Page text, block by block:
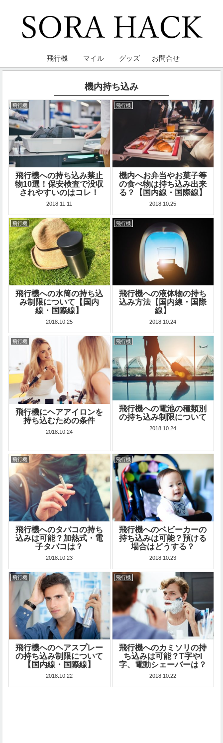
飛行機 マイル グッズ お問合せ
機内持ち込み
飛行機
飛行機への持ち込み禁止
物10選！保安検査で没収
されやすいのはコレ！
2018.11.11
飛行機
機内へお弁当やお菓子等
の食べ物は持ち込み出来
る？【国内線・国際線】
2018.10.25
飛行機
飛行機への水筒の持ち込
み制限について【国内
線・国際線】
2018.10.25
飛行機
飛行機への液体物の持ち
込み方法【国内線・国際
線】
2018.10.24
飛行機
飛行機にヘアアイロンを
持ち込むための条件
2018.10.24
飛行機
飛行機への電池の種類別
の持ち込み制限について
2018.10.24
飛行機
飛行機へのタバコの持ち
込みは可能？加熱式・電
子タバコは？
2018.10.23
飛行機
飛行機へのベビーカーの
持ち込みは可能？預ける
場合はどうする？
2018.10.23
飛行機
飛行機へのヘアスプレー
の持ち込み制限について
【国内線・国際線】
2018.10.22
飛行機
飛行機へのカミソリの持
ち込みは可能？T字やI
字、電動シェーバーは？
2018.10.22